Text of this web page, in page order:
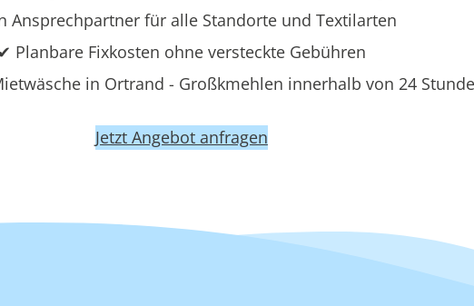
Ansprechpartner für alle Standorte und Textilarten
✔ Planbare Fixkosten ohne versteckte Gebühren
in Ortrand - Großkmehlen innerhalb von 24
Jetzt Angebot anfragen